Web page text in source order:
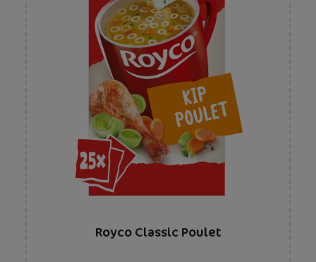
Royco Classic Poulet